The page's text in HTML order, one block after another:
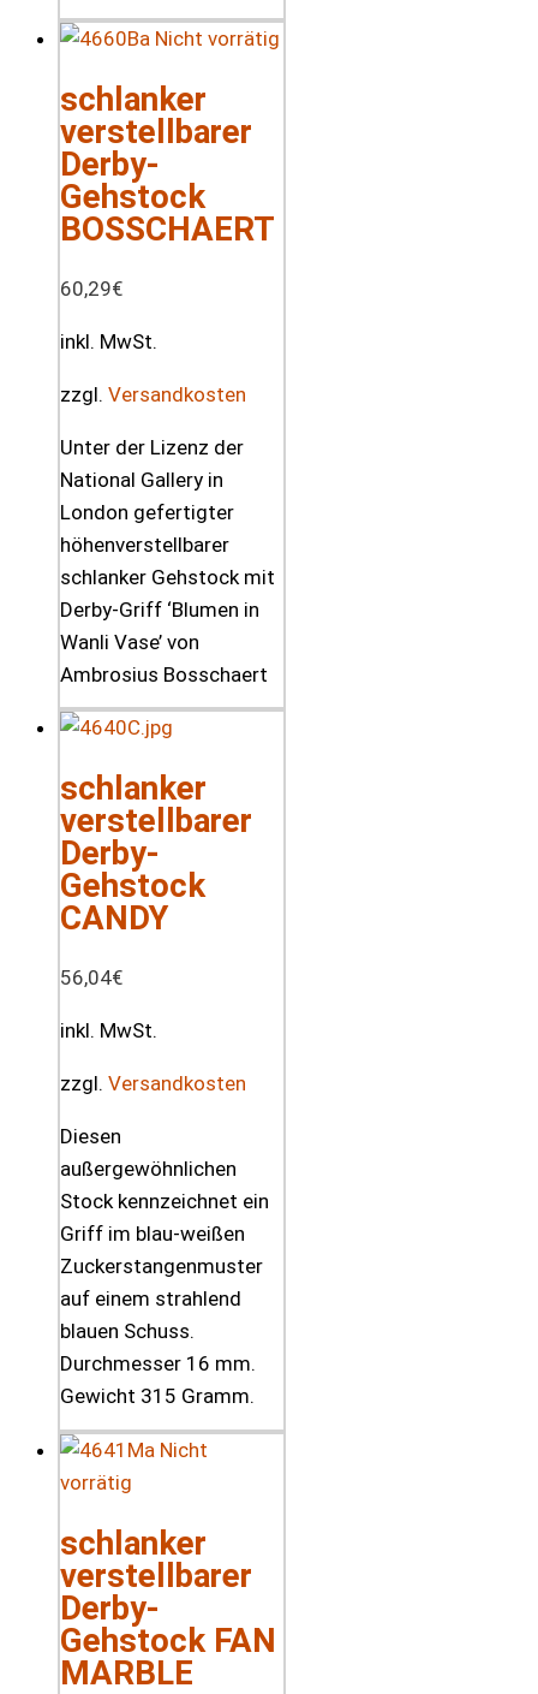
Nicht vorrätig
schlanker
verstellbarer
Derby-
Gehstock
BOSSCHAERT
60,29€
inkl. MwSt.
zzgl. Versandkosten
Unter der Lizenz der
National Gallery in
London gefertigter
höhenverstellbarer
schlanker Gehstock mit
Derby-Griff ‘Blumen in
Wanli Vase’ von
Ambrosius Bosschaert
schlanker
verstellbarer
Derby-
Gehstock
CANDY
56,04€
inkl. MwSt.
zzgl. Versandkosten
Diesen
außergewöhnlichen
Stock kennzeichnet ein
Griff im blau-weißen
Zuckerstangenmuster
auf einem strahlend
blauen Schuss.
Durchmesser 16 mm.
Gewicht 315 Gramm.
Nicht
vorrätig
schlanker
verstellbarer
Derby-
Gehstock FAN
MARBLE